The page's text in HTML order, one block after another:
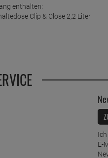
enthalten:
Clip & Close 2,2 Liter
E-